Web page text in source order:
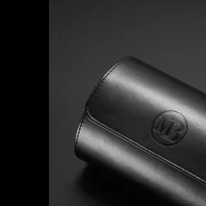
Club MB Watches